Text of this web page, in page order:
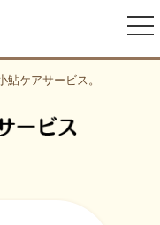
ケアサービス。